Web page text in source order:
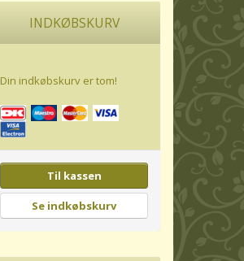
INDKØBSKURV
Din indkøbskurv er tom!
Til kassen
Se indkøbskurv